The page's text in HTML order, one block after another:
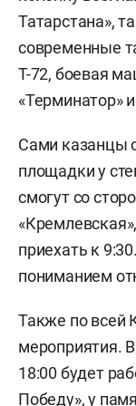
Татарстана»,
современные
Т-72, боевая
«Терминатор»
Сами казанцы
площадки у
смогут со
приехать к
пониманием
Также по всей
мероприятия.
18:00 будет
Победу», у